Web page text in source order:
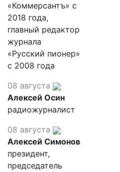
«Коммерсантъ» с
2018 года,
главный редактор
журнала
«Русский пионер»
с 2008 года
08 августа
Алексей Осин
радиожурналист
08 августа
Алексей Симонов
президент,
председатель